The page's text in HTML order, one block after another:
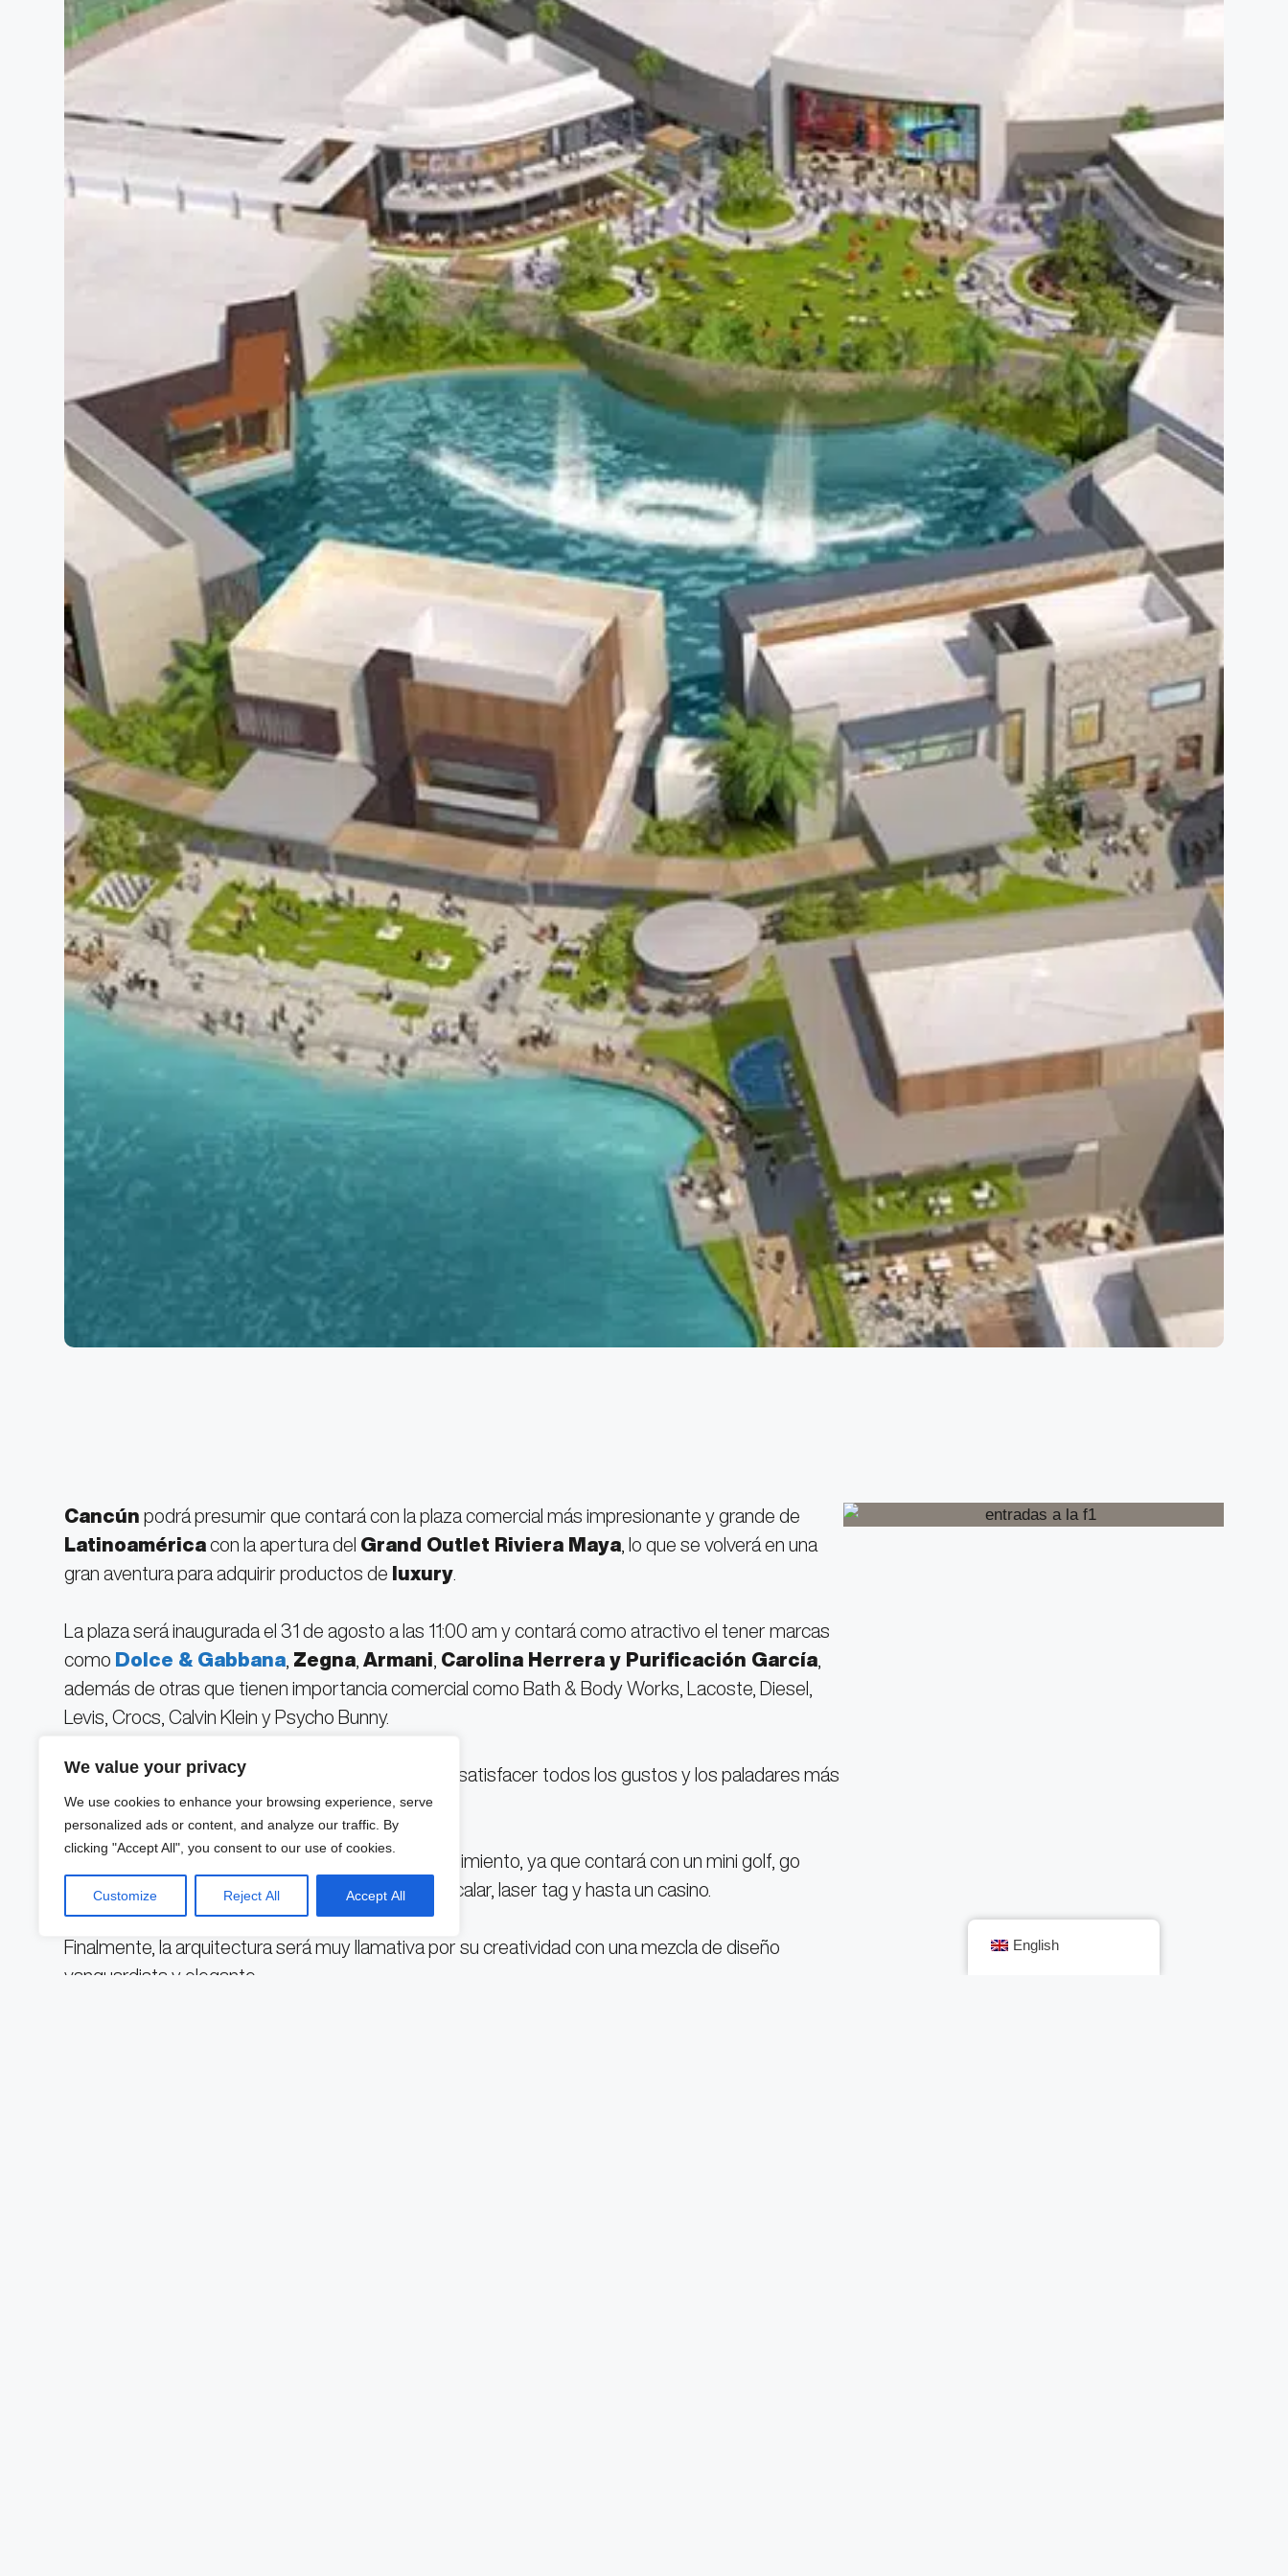
We value your privacy
We use cookies to enhance your browsing experience, serve
personalized ads or content, and analyze our traffic. By
clicking "Accept All", you consent to our use of cookies.
Customize Reject All Accept All
Cancún podrá presumir que contará con la plaza comercial más impresionante y grande de
Latinoaméricacon la apertura del Grand Outlet Riviera Maya , lo que se volverá en una
gran aventura para adquirir productos de luxury
La plaza será inaugurada el 31 de agosto a las 11:00 am y contará como atractivo el tener marcas
como Dolce & Gabbana Zegna ,Armani Carolina Herrera y Purificación García
además de otras que tienen importancia comercial como Bath & Body Works, Lacoste, Diesel,
Levis, Crocs, Calvin Klein y Psycho Bunny.
Además, abrirán cerca de 25
para satisfacer todos los gustos y los paladares más
exigentes.
Otro plus que ofrecerá esta plaza será el entretenimiento, ya que contará con un mini golf, go
karts, pista de hielo, cajas de bateo, muro para escalar, laser tag y hasta un casino.
Finalmente, la arquitectura será muy llamativa por su creatividad con una mezcla de diseño
vanguardista y elegante.
English